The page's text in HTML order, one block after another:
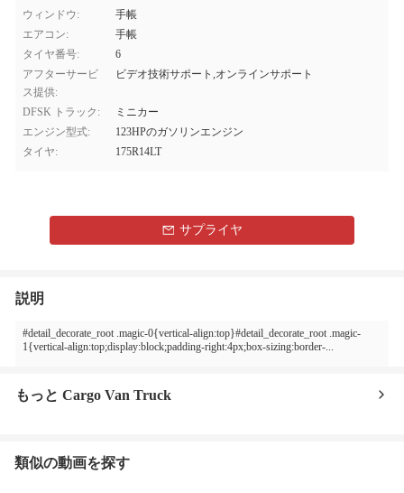
ウィンドウ:
手帳
エアコン:
手帳
タイヤ番号:
6
アフターサービ
ス提供:
ビデオ技術サポート,オンラインサポート
DFSK トラック:
ミニカー
エンジン型式:
123HPのガソリンエンジン
タイヤ:
175R14LT
サプライヤ
説明
#detail_decorate_root .magic-0{vertical-align:top}#detail_decorate_root .magic-
1{vertical-align:top;display:block;padding-right:4px;box-sizing:border-...
もっと Cargo Van Truck
類似の動画を探す